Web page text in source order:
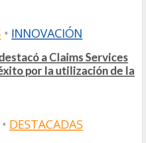
• INNOVACIÓN
a Claims Services
por la utilización de la
• DESTACADAS